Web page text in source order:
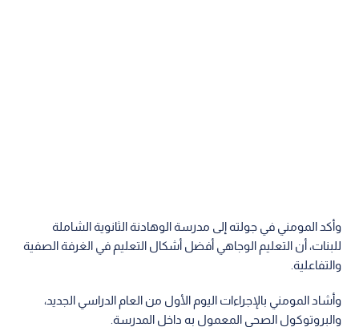
وأكد المومني في جولته إلى مدرسة الوهادنة الثانوية الشاملة
للبنات، أن التعليم الوجاهي أفضل أشكال التعليم في الغرفة الصفية
والتفاعلية.
وأشاد المومني بالإجراءات اليوم الأول من العام الدراسي الجديد،
والبروتوكول الصحي المعمول به داخل المدرسة.